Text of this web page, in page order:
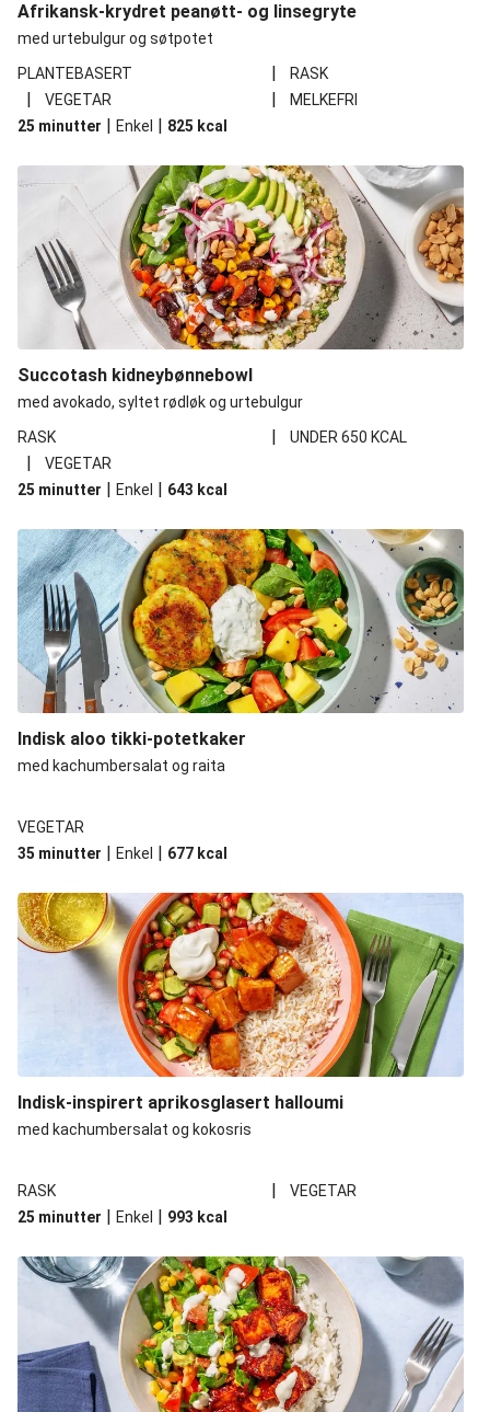
Afrikansk-krydret peanøtt- og linsegryte
med urtebulgur og søtpotet
PLANTEBASERT
| RASK
| VEGETAR |
MELKEFRI
25 minutter | Enkel | 825 kcal
Succotash kidneybønnebowl
med avokado, syltet rødløk og urtebulgur
RASK
| UNDER 650 KCAL
|
VEGETAR
25 minutter | Enkel | 643 kcal
Indisk aloo tikki-potetkaker
med kachumbersalat og raita
VEGETAR
35 minutter | Enkel | 677 kcal
Indisk-inspirert aprikosglasert halloumi
med kachumbersalat og kokosris
RASK |
VEGETAR
25 minutter | Enkel | 993 kcal